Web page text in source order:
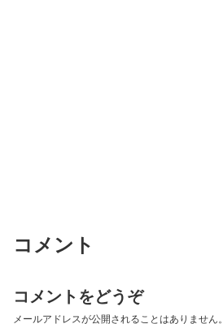
コメント
コメントをどうぞ
メールアドレスが公開されることはありません。